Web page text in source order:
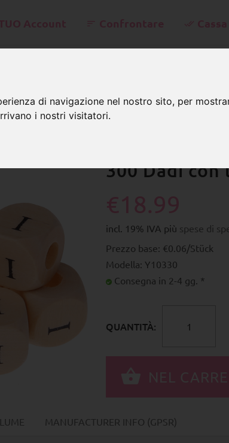
di navigazione nel nostro sito, per
i nostri visitatori.
Lu - Ve
300 Dadi
incl. 19% IVA più spese di
Prezzo base: €0.06/Stück
Modella: Y10330
Consegna in 2-4 gg. *
QUANTITÀ:
MANUFACTURER INFO (GPSR)